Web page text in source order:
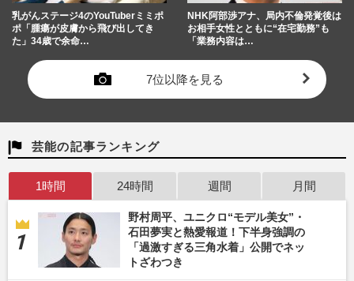
乳がんステージ4のYouTuberミミポ
ポ「腫瘍が皮膚から飛び出してき
た」34歳で余命…
NHK阿部渉アナ、局内不倫発覚後は
お相手女性とともに“在宅勤務”も
「業務内容は…
7位以降を見る
芸能の記事ランキング
1時間 24時間 週間 月間
野村周平、ユニクロ“モデル美女”・
石田夢実と熱愛報道！下半身強調の
「過激すぎる三角水着」公開でネッ
トざわつき